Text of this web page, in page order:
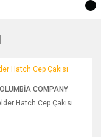
Cep Çakısı
COMPANY
Hatch Cep Çakısı